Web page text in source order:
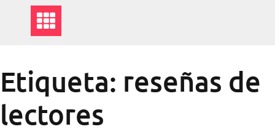
Etiqueta: reseñas de
lectores